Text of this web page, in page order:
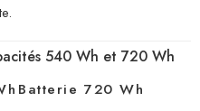
540 Wh et 720 Wh
Batterie 720 Wh